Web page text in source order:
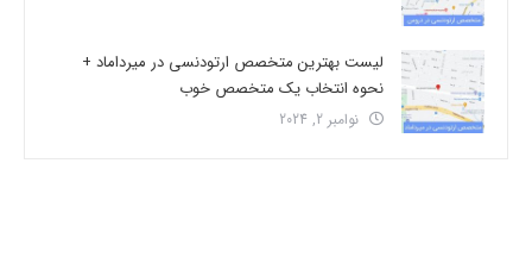
لیست بهترین متخصص ارتودنسی در میرداماد +
نحوه انتخاب یک متخصص خوب
نوامبر 2, 2024